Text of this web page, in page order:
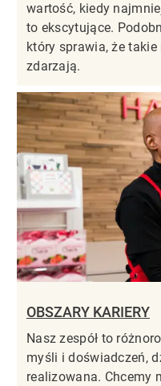
wartość, kiedy
to ekscytujące.
który sprawia, że
zdarzają.
OBSZARY KARIERY
Nasz zespół to
myśli i doświadczeń,
realizowana. Chcemy